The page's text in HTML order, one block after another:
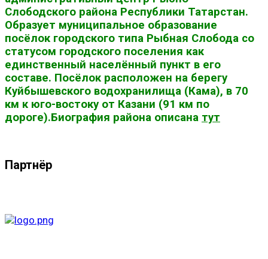
Слободского района Республики Татарстан.
Образует муниципальное образование
посёлок городского типа Рыбная Слобода со
статусом городского поселения как
единственный населённый пункт в его
составе. Посёлок расположен на берегу
Куйбышевского водохранилища (Кама), в 70
км к юго-востоку от Казани (91 км по
дороге).Биография района описана тут
Партнёр